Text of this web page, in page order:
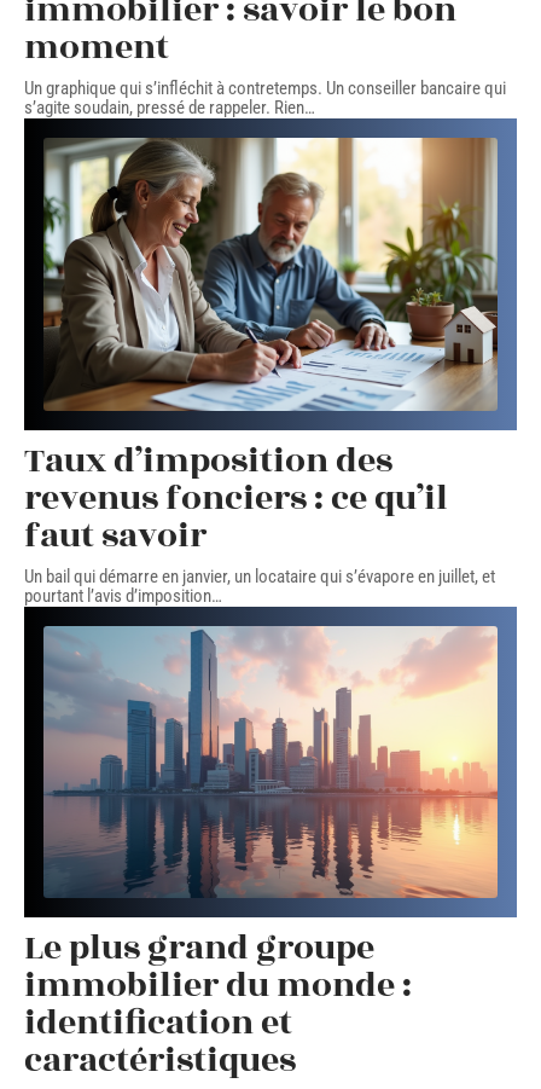
moment
Un graphique qui s’infléchit à contretemps. Un conseiller bancaire qui
s’agite soudain, pressé de rappeler. Rien…
Taux d’imposition des
revenus fonciers : ce qu’il
faut savoir
Un bail qui démarre en janvier, un locataire qui s’évapore en juillet, et
pourtant l’avis d’imposition…
Le plus grand groupe
immobilier du monde :
identification et
caractéristiques